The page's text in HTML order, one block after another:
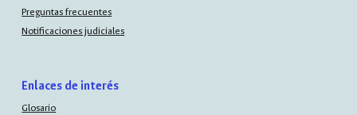
Preguntas frecuentes
Notificaciones judiciales
Enlaces de interés
Glosario